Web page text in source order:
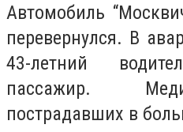
Автомобиль
перевернулся. В
43-летний
пассажир.
пострадавших в